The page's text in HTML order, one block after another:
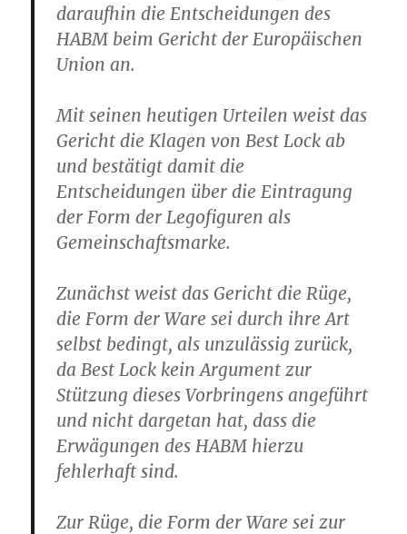
daraufhin die Entscheidungen des
HABM beim Gericht der Europäischen
Union an.
Mit seinen heutigen Urteilen weistdas
Gericht die Klagen von Best Lock ab
und bestätigt damit die
Entscheidungen über die Eintragung
der Form der Legofiguren als
Gemeinschaftsmarke.
Zunächst weist das Gericht die Rüge,
die Form der Ware sei durch ihre Art
selbst bedingt, als unzulässig zurück,
da Best Lock kein Argument zur
Stützung dieses Vorbringens angeführt
und nicht dargetan hat, dass die
Erwägungen des HABM hierzu
fehlerhaft sind.
Zur Rüge, die Form der Ware sei zur